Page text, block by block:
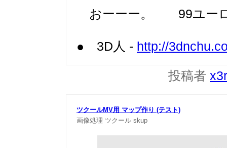
おーーー。 99ユーロ
● 3D人 - http://
投稿者
ツクールMV用 マップ作り (テスト)
画像処理 ツクール skup